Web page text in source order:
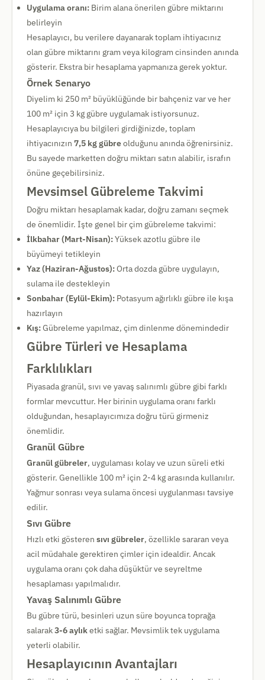
Uygulama oranı: Birim alana önerilen gübre miktarını
belirleyin
Hesaplayıcı, bu verilere dayanarak toplam ihtiyacınız
olan gübre miktarını gram veya kilogram cinsinden anında
gösterir. Ekstra bir hesaplama yapmanıza gerek yoktur.
Örnek Senaryo
Diyelim ki 250 m² büyüklüğünde bir bahçeniz var ve her
100 m² için 3 kg gübre uygulamak istiyorsunuz.
Hesaplayıcıya bu bilgileri girdiğinizde, toplam
ihtiyacınızın 7,5 kg gübreolduğunu anında öğrenirsiniz.
Bu sayede marketten doğru miktarı satın alabilir, israfın
önüne geçebilirsiniz.
Mevsimsel Gübreleme Takvimi
Doğru miktarı hesaplamak kadar, doğru zamanı seçmek
de önemlidir. İşte genel bir çim gübreleme takvimi:
İlkbahar (Mart-Nisan):Yüksek azotlu gübre ile
büyümeyi tetikleyin
Yaz (Haziran-Ağustos):Orta dozda gübre uygulayın,
sulama ile destekleyin
Sonbahar (Eylül-Ekim): Potasyum ağırlıklı gübre ile kışa
hazırlayın
Kış:Gübreleme yapılmaz, çim dinlenme dönemindedir
Gübre Türleri ve Hesaplama
Farklılıkları
Piyasada granül, sıvı ve yavaş salınımlı gübre gibi farklı
formlar mevcuttur. Her birinin uygulama oranı farklı
olduğundan, hesaplayıcımıza doğru türü girmeniz
önemlidir.
Granül Gübre
Granül gübreler, uygulaması kolay ve uzun süreli etki
gösterir. Genellikle 100 m² için 2-4 kg arasında kullanılır.
Yağmur sonrası veya sulama öncesi uygulanması tavsiye
edilir.
Sıvı Gübre
Hızlı etki gösteren sıvı gübreler, özellikle sararan veya
acil müdahale gerektiren çimler için idealdir. Ancak
uygulama oranı çok daha düşüktür ve seyreltme
hesaplaması yapılmalıdır.
Yavaş Salınımlı Gübre
Bu gübre türü, besinleri uzun süre boyunca toprağa
salarak3-6 aylıketki sağlar. Mevsimlik tek uygulama
yeterli olabilir.
Hesaplayıcının Avantajları